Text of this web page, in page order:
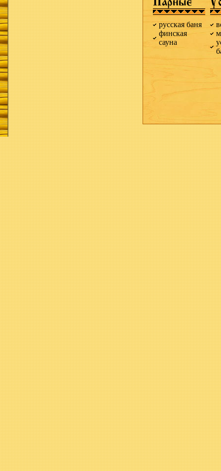
русская баня
финская
сауна